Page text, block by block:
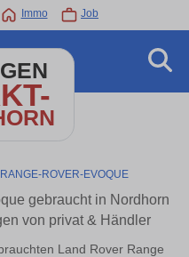
Immo Job
RANGE-ROVER-EVOQUE
gebraucht in Nordhorn
von privat & Händler
Land Rover Range